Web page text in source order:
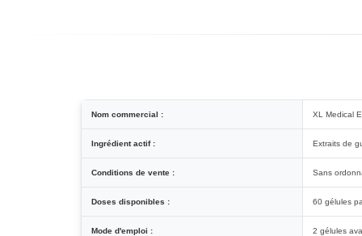
Nom commercial : XL Medical
Ingrédient actif : Extraits de
Conditions de vente : Sans
Doses disponibles : 60 gélules
Mode d'emploi : 2 gélules